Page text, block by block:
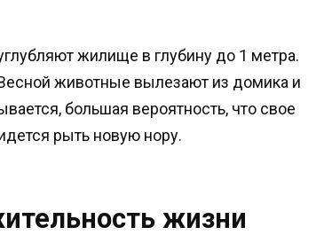
жилище в глубину до 1 метра.
животные вылезают из домика и
большая вероятность, что свое
рыть новую нору.
жизни